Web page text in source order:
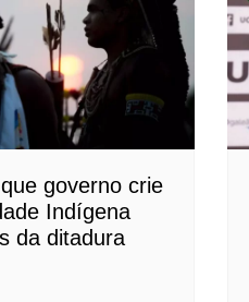
governo crie
Indígena
da ditadura